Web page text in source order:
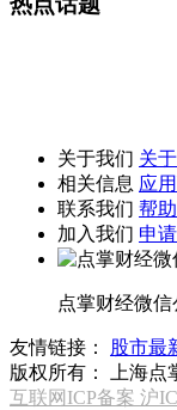
关于我们 关
相关信息 应
联系我们 帮
加入我们 申
点掌财经微
友情链接： 股市最
版权所有：
上海
互联网ICP备案 沪